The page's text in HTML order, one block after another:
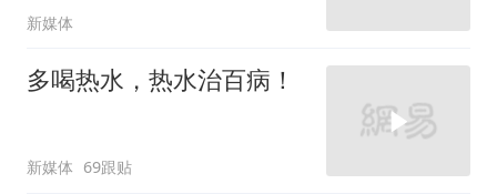
新媒体
多喝热水，热水治百病！
新媒体 69跟贴